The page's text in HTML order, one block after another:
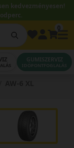
kedvezményesen!
GUMISZERVIZ
IDŐPONTFOGLALÁS